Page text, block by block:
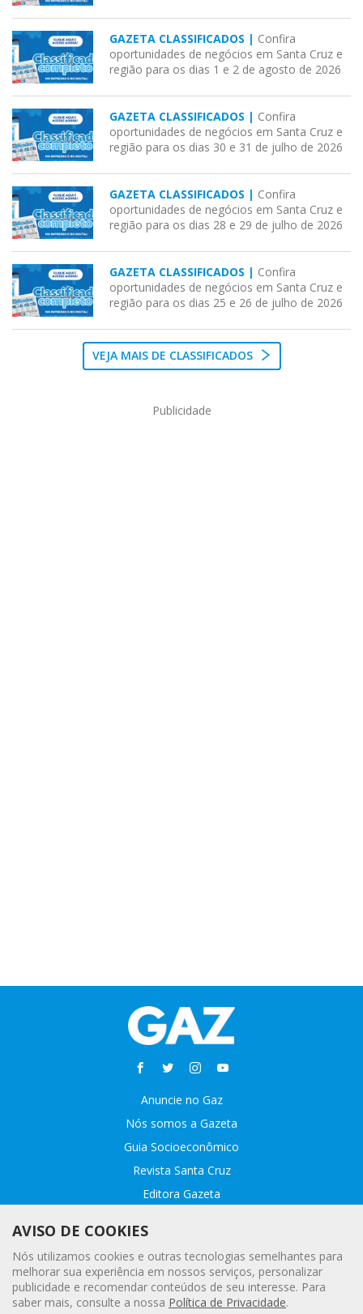
GAZETA CLASSIFICADOS | Confira
oportunidades de negócios em Santa Cruz e
região para os dias 1 e 2 de agosto de 2026
GAZETA CLASSIFICADOS | Confira
oportunidades de negócios em Santa Cruz e
região para os dias 30 e 31 de julho de 2026
GAZETA CLASSIFICADOS | Confira
oportunidades de negócios em Santa Cruz e
região para os dias 28 e 29 de julho de 2026
GAZETA CLASSIFICADOS | Confira
oportunidades de negócios em Santa Cruz e
região para os dias 25 e 26 de julho de 2026
VEJA MAIS DE CLASSIFICADOS
Publicidade
Anuncie no Gaz
Nós somos a Gazeta
Guia Socioeconômico
Revista Santa Cruz
Editora Gazeta
Fale conosco
Webmail
Assinatura Premiada
AVISO DE COOKIES
Nós utilizamos cookies e outras tecnologias semelhantes para
melhorar sua experiência em nossos serviços, personalizar
publicidade e recomendar conteúdos de seu interesse. Para
saber mais, consulte a nossa Política de Privacidade.